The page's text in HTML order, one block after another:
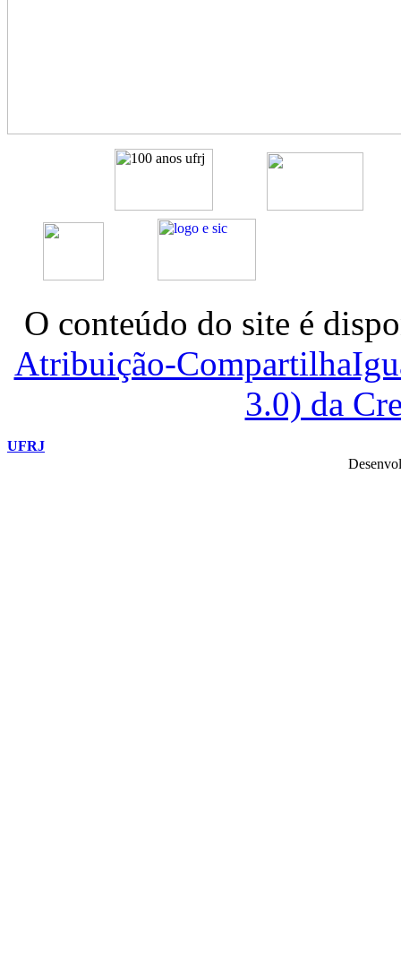
O conteúdo do site é
Atribuição-
3.0) da
UFRJ